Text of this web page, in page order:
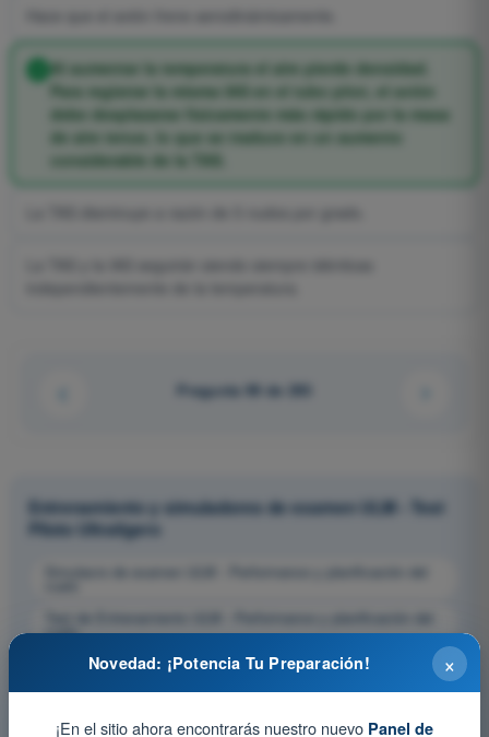
Al aumentar la temperatura el aire pierde densidad.
Para registrar la misma IAS en el tubo pitot, el avión
debe desplazarse físicamente más rápido por la masa
de aire tenue, lo que se traduce en un aumento
considerable de la TAS.
Pregunta 99 de 293
Entrenamiento y simuladores de examen ULM - Test
Piloto Ultraligero
Simulacro de examen ULM - Performance y planificación del
Test de Entrenamiento ULM - Performance y planificación del
vuelo
Examen en PDF ULM - Performance y planificación del vuelo ×
Novedad: ¡Potencia Tu Preparación!
¡En el sitio ahora encontrarás nuestro nuevo Panel de